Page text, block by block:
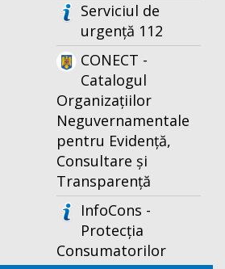
Serviciul de
urgență 112
CONECT -
Catalogul
Organizațiilor
Neguvernamentale
pentru Evidență,
Consultare și
Transparență
InfoCons -
Protecția
Consumatorilor